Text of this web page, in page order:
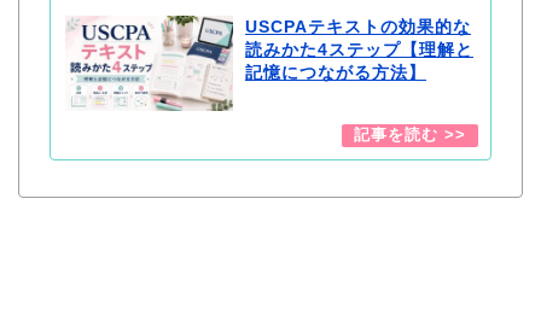
USCPAテキストの効果的な
読みかた4ステップ【理解と
記憶につながる方法】